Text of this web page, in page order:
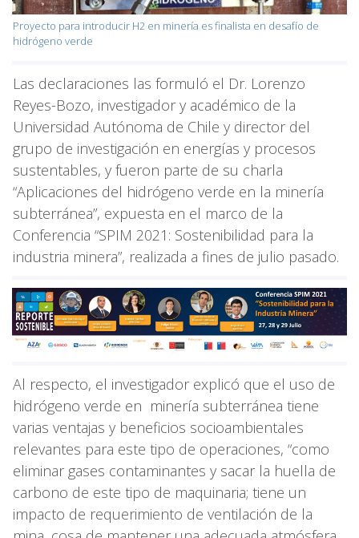
Proyecto para introducir H2 en minería es finalista en desafío de
hidrógeno verde
Las declaraciones las formuló el Dr. Lorenzo
Reyes-Bozo, investigador y académico de la
Universidad Autónoma de Chile y director del
grupo de investigación en energías y procesos
sustentables, y fueron parte de su charla
“Aplicaciones del hidrógeno verde en la minería
subterránea”, expuesta en el marco de la
Conferencia “SPIM 2021: Sostenibilidad para la
industria minera”, realizada a fines de julio pasado.
Al respecto, el investigador explicó que el uso de
hidrógeno verde en minería subterránea tiene
varias ventajas y beneficios socioambientales
relevantes para este tipo de operaciones, “como
eliminar gases contaminantes y sacar la huella de
carbono de este tipo de maquinaria; tiene un
impacto de requerimiento de ventilación de la